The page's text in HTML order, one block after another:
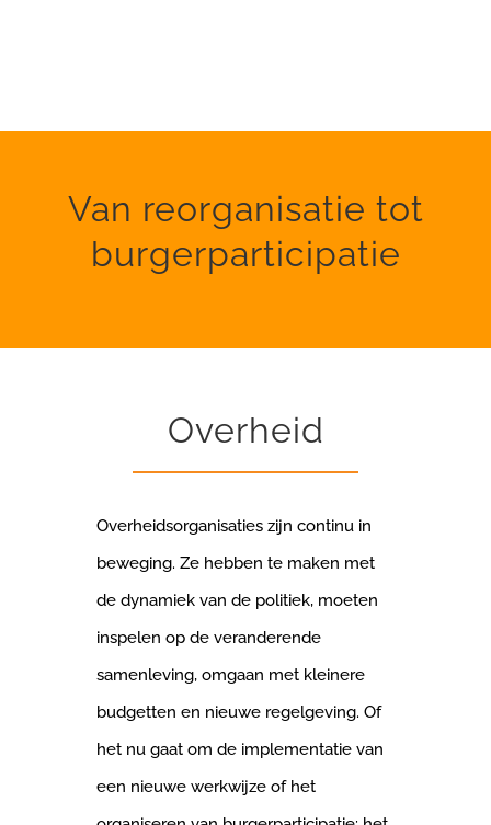
Van reorganisatie tot
burgerparticipatie
Overheid
Overheidsorganisaties zijn continu in
beweging. Ze hebben te maken met
de dynamiek van de politiek, moeten
inspelen op de veranderende
samenleving, omgaan met kleinere
budgetten en nieuwe regelgeving. Of
het nu gaat om de implementatie van
een nieuwe werkwijze of het